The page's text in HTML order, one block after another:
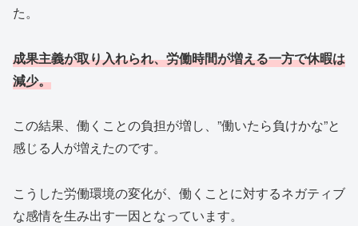
た。
成果主義が取り入れられ、労働時間が増える一方で休暇は
減少。
この結果、働くことの負担が増し、”働いたら負けかな”と
感じる人が増えたのです。
こうした労働環境の変化が、働くことに対するネガティブ
な感情を生み出す一因となっています。